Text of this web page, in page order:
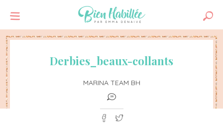
Derbies_beaux-collants
MARINA TEAM BH